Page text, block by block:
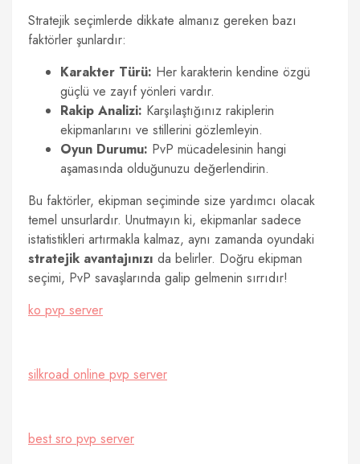
Stratejik seçimlerde dikkate almanız gereken bazı
faktörler şunlardır:
Karakter Türü: Her karakterin kendine özgü
güçlü ve zayıf yönleri vardır.
Rakip Analizi: Karşılaştığınız rakiplerin
ekipmanlarını ve stillerini gözlemleyin.
Oyun Durumu: PvP mücadelesinin hangi
aşamasında olduğunuzu değerlendirin.
Bu faktörler, ekipman seçiminde size yardımcı olacak
temel unsurlardır. Unutmayın ki, ekipmanlar sadece
istatistikleri artırmakla kalmaz, aynı zamanda oyundaki
stratejik avantajınızı da belirler. Doğru ekipman
seçimi, PvP savaşlarında galip gelmenin sırrıdır!
ko pvp server
silkroad online pvp server
best sro pvp server